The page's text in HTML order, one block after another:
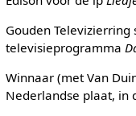
Gouden
televisieprogramma
Winnaar (met Van
Nederlandse plaat, in